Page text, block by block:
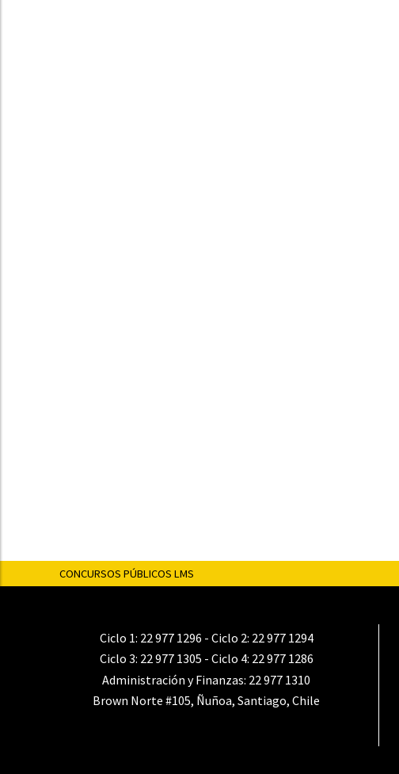
CONCURSOS PÚBLICOS LMS
Ciclo 1: 22 977 1296 - Ciclo 2: 22 977 1294
Ciclo 3: 22 977 1305 - Ciclo 4: 22 977 1286
Administración y Finanzas: 22 977 1310
Brown Norte #105, Ñuñoa, Santiago, Chile